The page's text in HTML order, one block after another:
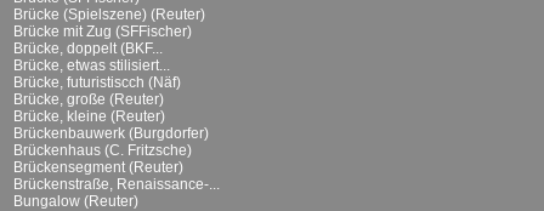
Brücke (Spielszene) (Reuter)
Brücke mit Zug (SFFischer)
Brücke, doppelt (BKF...
Brücke, etwas stilisiert...
Brücke, futuristiscch (Näf)
Brücke, große (Reuter)
Brücke, kleine (Reuter)
Brückenbauwerk (Burgdorfer)
Brückenhaus (C. Fritzsche)
Brückensegment (Reuter)
Brückenstraße, Renaissance-...
Bungalow (Reuter)